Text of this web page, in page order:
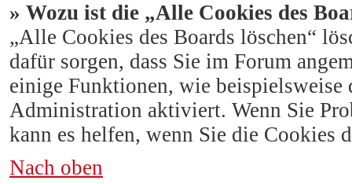
» Wozu ist die „Alle Cookies des
„Alle Cookies des Boards löschen“
dafür sorgen, dass Sie im Forum
einige Funktionen, wie beispielsweise
Administration aktiviert. Wenn Sie
kann es helfen, wenn Sie die Cookies
Nach oben